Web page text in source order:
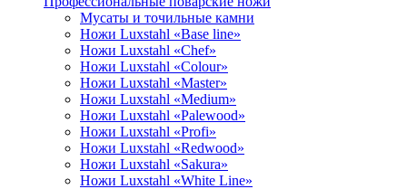
Мусаты и точильные камни
Ножи Luxstahl «Base line»
Ножи Luxstahl «Chef»
Ножи Luxstahl «Colour»
Ножи Luxstahl «Master»
Ножи Luxstahl «Medium»
Ножи Luxstahl «Palewood»
Ножи Luxstahl «Profi»
Ножи Luxstahl «Redwood»
Ножи Luxstahl «Sakura»
Ножи Luxstahl «White Line»